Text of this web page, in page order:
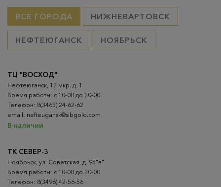
ВСЕ ГОРОДА НИЖНЕВАРТОВСК
НЕФТЕЮГАНСК НОЯБРЬСК
ТК СЕВЕР-3
Ноябрьск, ул. Советская, д. 95"в"
Время работы: с 10-00 до 20-00
Телефон: 8(3496) 42-56-56
ТЦ "ВОСХОД"
Нефтеюганск, 12 мкр. д. 1
Время работы: с 10-00 до 20-00
Телефон: 8(3463) 24-62-62
email: nefteugansk@sibgold.com
В наличии